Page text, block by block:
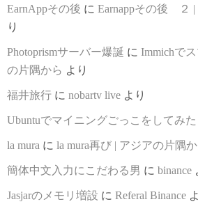
EarnAppその後 に Earnappその後 ２ |
り
Photoprismサーバー爆誕 に Immichで
の片隅から より
福井旅行 に nobartv live より
Ubuntuでマイニングごっこをしてみた
la mura に la mura再び | アジアの片隅
簡体中文入力にこだわる男 に binance
Jasjarのメモリ増設 に Referal Binance